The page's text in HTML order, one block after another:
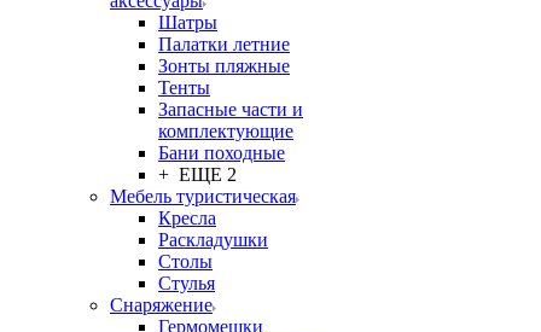
Шатры
Палатки летние
Зонты пляжные
Тенты
Запасные части и
комплектующие
Бани походные
+ ЕЩЕ 2
Мебель туристическая
Кресла
Раскладушки
Столы
Стулья
Снаряжение
Гермомешки